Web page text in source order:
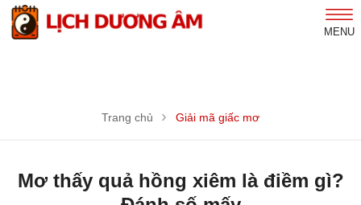
MENU
Trang chủ Giải mã giấc mơ
Mơ thấy quả hồng xiêm là điềm gì?